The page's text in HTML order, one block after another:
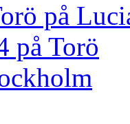
på
på Torö